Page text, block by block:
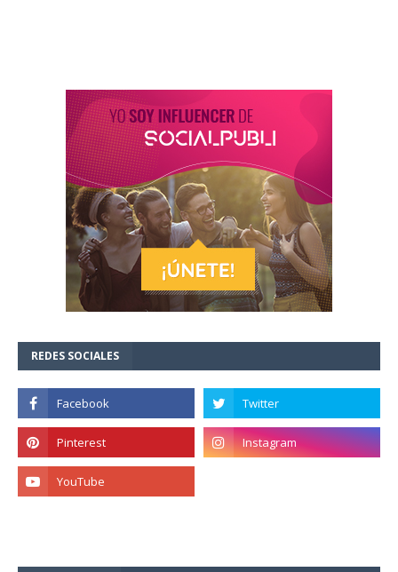
REDES SOCIALES